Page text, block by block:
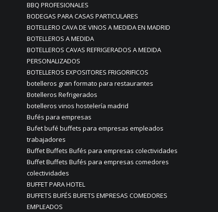
BBQ PROFESIONALES
BODEGAS PARA CASAS PARTICULARES
BOTELLERO CAVA DE VINOS A MEDIDA EN MADRID
BOTELLEROS A MEDIDA
BOTELLEROS CAVAS REFRIGERADOS A MEDIDA
PERSONALIZADOS
BOTELLEROS EXPOSITORES FRIGORIFICOS
botelleros gran formato para restaurantes
Botelleros Refrigerados
botelleros vinos hostelería madrid
Bufés para empresas
Bufet bufé buffets para empresas empleados
trabajadores
Buffet Buffets Bufés para empresas colectividades
Buffet Buffets Bufés para empresas comedores
colectividades
BUFFET PARA HOTEL
BUFFETS BUFÉS BUFETS EMPRESAS COMEDORES
EMPLEADOS